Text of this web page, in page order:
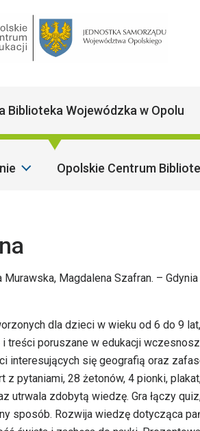
Main
Biblioteka Wojewódzka w Opolu
Opolskie Centrum
Magdalena Szafran. – Gdynia
dla dzieci w wieku od 6 do 9
treści poruszane w edukacji
interesujących się geografią oraz
pytaniami, 28 żetonów, 4 pionki,
utrwala zdobytą wiedzę. Gra łączy
sposób. Rozwija wiedzę dotycząca